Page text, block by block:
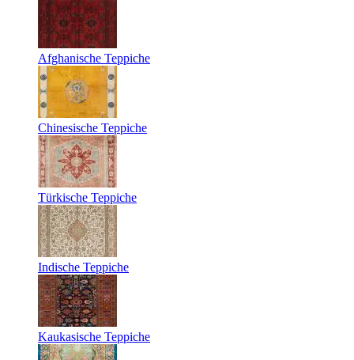
Afghanische Teppiche
Chinesische Teppiche
Türkische Teppiche
Indische Teppiche
Kaukasische Teppiche